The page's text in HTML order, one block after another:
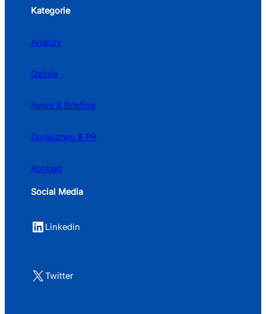
Kategorie
Analizy
Opinie
News & Briefing
Doradztwo & PR
Kontakt
Social Media
LinkedIn Linkedin
X Twitter